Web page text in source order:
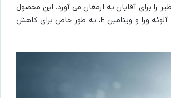
را برای آقایان به ارمغان می آورد. این محصول
با ترکیب تیغه های سرامیکی دو پوششه و نوار مرطوب کننده حاوی آلوئه ورا و ویتامین E، به طور خاص برای کاهش